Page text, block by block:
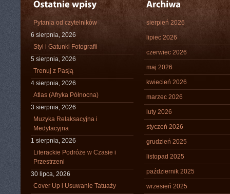
Pytania od czytelników
6 sierpnia, 2026
Styl i Gatunki Fotografii
5 sierpnia, 2026
Trenuj z Pasją
4 sierpnia, 2026
Atlas (Afryka Północna)
3 sierpnia, 2026
Muzyka Relaksacyjna i
Medytacyjna
1 sierpnia, 2026
Literackie Podróże w Czasie i
Przestrzeni
30 lipca, 2026
Cover Up i Usuwanie Tatuaży
sierpień 2026
lipiec 2026
czerwiec 2026
maj 2026
kwiecień 2026
marzec 2026
luty 2026
styczeń 2026
grudzień 2025
listopad 2025
październik 2025
wrzesień 2025